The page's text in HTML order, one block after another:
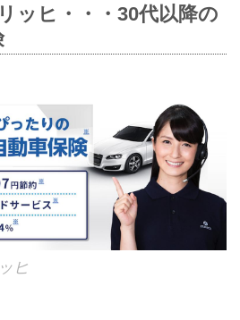
ッヒ・・・30代以降の
ヒ